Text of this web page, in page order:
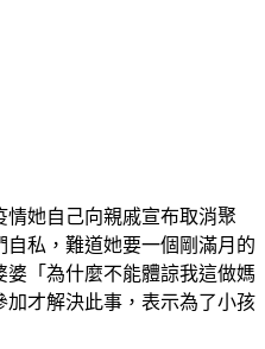
她自己向親戚宣布取消聚
私，難道她要一個剛滿月的
「為什麼不能體諒我這做媽
才解決此事，表示為了小孩